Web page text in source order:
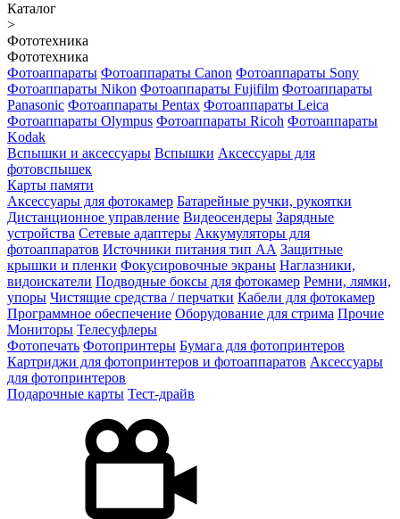
Каталог
>
Фототехника
Фототехника
Фотоаппараты Фотоаппараты Canon Фотоаппараты Sony
Фотоаппараты Nikon Фотоаппараты Fujifilm Фотоаппараты
Panasonic Фотоаппараты Pentax Фотоаппараты Leica
Фотоаппараты Olympus Фотоаппараты Ricoh Фотоаппараты
Kodak
Вспышки и аксессуары Вспышки Аксессуары для
фотовспышек
Карты памяти
Аксессуары для фотокамер Батарейные ручки, рукоятки
Дистанционное управление Видеосендеры Зарядные
устройства Сетевые адаптеры Аккумуляторы для
фотоаппаратов Источники питания тип АА Защитные
крышки и пленки Фокусировочные экраны Наглазники,
видоискатели Подводные боксы для фотокамер Ремни, лямки,
упоры Чистящие средства / перчатки Кабели для фотокамер
Программное обеспечение Оборудование для стрима Прочие
Мониторы Телесуфлеры
Фотопечать Фотопринтеры Бумага для фотопринтеров
Картриджи для фотопринтеров и фотоаппаратов Аксессуары
для фотопринтеров
Подарочные карты Тест-драйв